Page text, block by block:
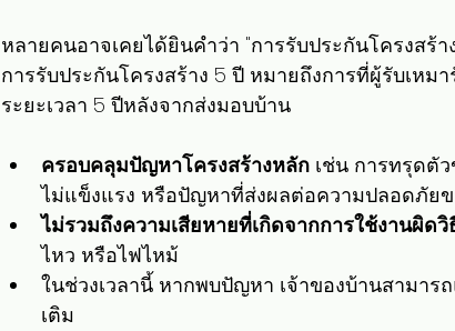
หลายคนอาจเคยได้ยินคำว่า "การรับประกันโครงสร้
การรับประกันโครงสร้าง 5 ปี หมายถึงการที่ผู้รับเห
ระยะเวลา 5 ปีหลังจากส่งมอบบ้าน
ครอบคลุมปัญหาโครงสร้างหลัก เช่น การทรุดตั
ไม่แข็งแรง หรือปัญหาที่ส่งผลต่อความปลอดภัย
ไม่รวมถึงความเสียหายที่เกิดจากการใช้งานผิด
ไหว หรือไฟไหม้
ในช่วงเวลานี้ หากพบปัญหา เจ้าของบ้านสามา
เติม